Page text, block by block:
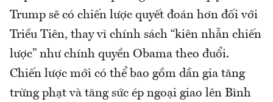
Trump sẽ có chiến lược quyết đoán hơn đối với
Triều Tiên, thay vì chính sách “kiên nhẫn chiến
lược” như chính quyền Obama theo đuổi.
Chiến lược mới có thể bao gồm dần gia tăng
trừng phạt và tăng sức ép ngoại giao lên Bình